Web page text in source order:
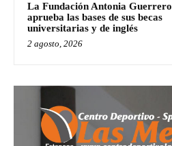
La Fundación Antonia Guerrero
aprueba las bases de sus becas
universitarias y de inglés
2 agosto, 2026